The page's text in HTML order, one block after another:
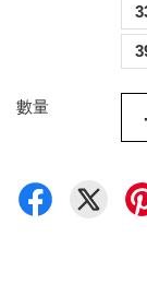
數量